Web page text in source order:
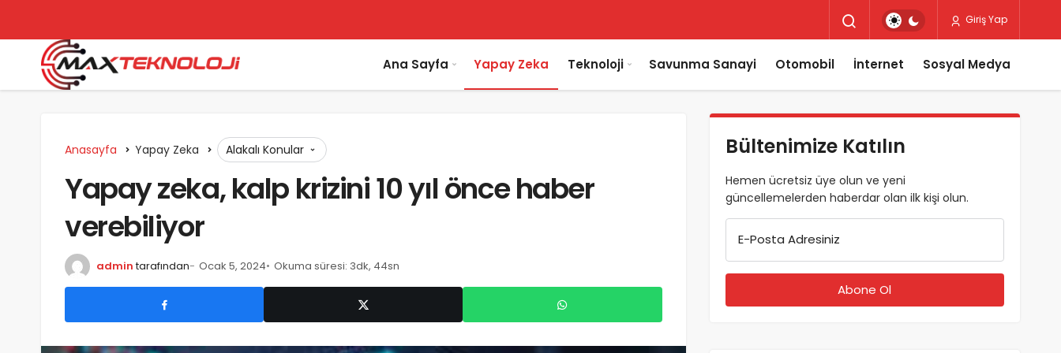
Giriş Yap
Ana Sayfa Yapay Zeka Teknoloji Savunma Sanayi Otomobil İnternet Sosyal Medya
Anasayfa Yapay Zeka Alakalı Konular
Yapay zeka, kalp krizini 10 yıl önce haber
verebiliyor
admin tarafından Ocak 5, 2024 Okuma süresi: 3dk, 44sn
Bültenimize Katılın
Hemen ücretsiz üye olun ve yeni
güncellemelerden haberdar olan ilk kişi olun.
E-Posta Adresiniz